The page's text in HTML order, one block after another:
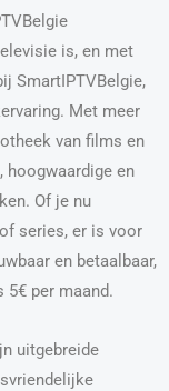
is, en met
SmartIPTVBelgie,
Met meer
van films en
hoogwaardige en
Of je nu
series, er is voor
en betaalbaar,
5€ per maand.
uitgebreide